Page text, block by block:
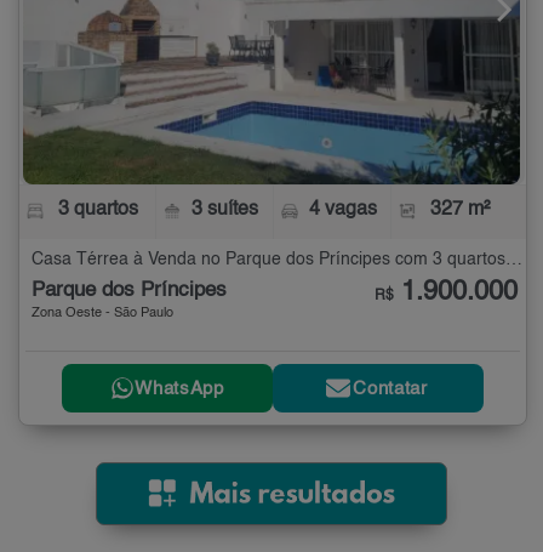
3 quartos 3 suítes 4 vagas 327 m²
Casa Térrea à Venda no Parque dos Príncipes com 3 quartos - 327 m²
Parque dos Príncipes
Zona Oeste - São Paulo
R$ 1.900.000
WhatsApp Contatar